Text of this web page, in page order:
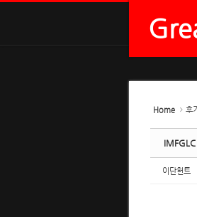
Home 후기
이단헌트